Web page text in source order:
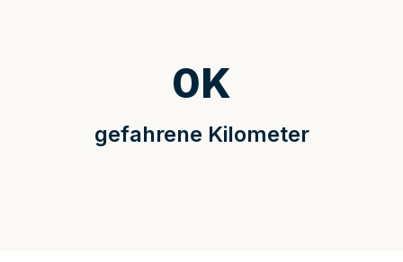
gefahrene Kilometer
0K